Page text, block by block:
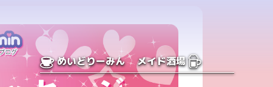
めいどりーみん メイド酒場